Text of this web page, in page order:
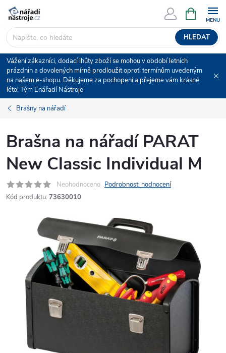
Přejít
obsah
HLEDAT
NÁKUPNÍ
KOŠÍK
Vážení zákazníci, dodací lhůty zboží se mohou v období letních
prázdnin a dovolených mírně prodloužit oproti termínům uvedeným
na našem e-shopu. Děkujeme za pochopení a přejeme vám krásné
léto! Tým Enářadí Nástroje
Brašny na nářadí
Brašna na nářadí PARAT
New Classic Individual M
Neohodnoceno Podrobnosti hodnocení
Kód produktu: 73630010